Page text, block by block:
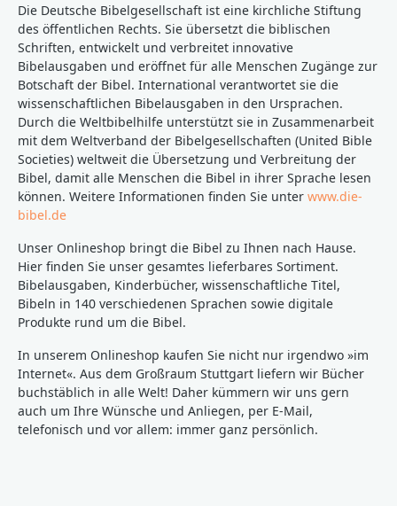
der Revision 2017 wurden die Apokryphen daher
zum Teil neu übersetzt, wobei die typische
Luthersprache nachgebildet wurde. Im Wortlaut
folgen die Apokryphen nun konsequent der
Septuaginta und sind damit jetzt auch vergleichend
lesbar mit anderen Bibel-Übersetzungen und für
den akademischen Gebrauch geeignet. Durch
teilweise doppelte Versangaben wird zugleich die
Vergleichbarkeit zu älteren Lutherausgaben
gewahrt.__________________________________________________
___________Bei Fragen zur Produktsicherheit wenden
Sie sich bitte an:Deutsche BibelgesellschaftBalinger
Str. 31 A70567 Stuttgartproduktsicherheit@dbg.de
Die Deutsche Bibelgesellschaft ist eine kirchliche Stiftung
des öffentlichen Rechts. Sie übersetzt die biblischen
Schriften, entwickelt und verbreitet innovative
Bibelausgaben und eröffnet für alle Menschen Zugänge zur
Botschaft der Bibel. International verantwortet sie die
wissenschaftlichen Bibelausgaben in den Ursprachen.
Durch die Weltbibelhilfe unterstützt sie in Zusammenarbeit
mit dem Weltverband der Bibelgesellschaften (United Bible
Societies) weltweit die Übersetzung und Verbreitung der
Bibel, damit alle Menschen die Bibel in ihrer Sprache lesen
können. Weitere Informationen finden Sie unter www.die-
bibel.de
Unser Onlineshop bringt die Bibel zu Ihnen nach Hause.
Hier finden Sie unser gesamtes lieferbares Sortiment.
Bibelausgaben, Kinderbücher, wissenschaftliche Titel,
Bibeln in 140 verschiedenen Sprachen sowie digitale
Produkte rund um die Bibel.
In unserem Onlineshop kaufen Sie nicht nur irgendwo »im
Internet«. Aus dem Großraum Stuttgart liefern wir Bücher
buchstäblich in alle Welt! Daher kümmern wir uns gern
auch um Ihre Wünsche und Anliegen, per E-Mail,
telefonisch und vor allem: immer ganz persönlich.